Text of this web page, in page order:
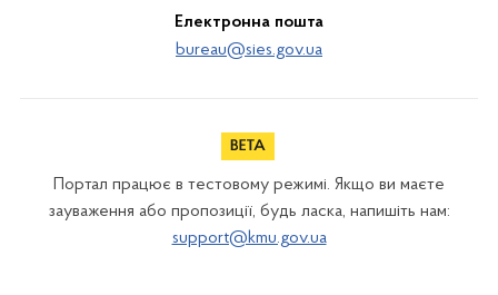
Електронна пошта
bureau@sies.gov.ua
Портал працює в тестовому режимі. Якщо ви маєте
зауваження або пропозиції, будь ласка, напишіть нам:
support@kmu.gov.ua